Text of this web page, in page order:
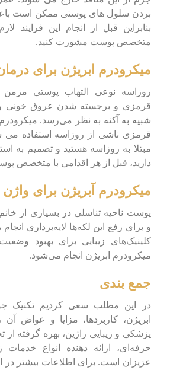
بردن سلول های پوستی ممکن است
بنابراین قبل از انجام این فرایند
متخصص پوست مشورت کنید.
میکرودرم ابریژن برای
روزاسه نوعی التهاب پوستی
قرمزی و برجسته شدن عروق خونی
شبیه به آکنه به نظر می‌رسد.
قرمزی ناشی از روزاسه استفاده می
مبتلا به روزاسه هستید و تصمیم به
دارید، قبل از هر اقدامی با متخصص
میکرودرم آبریژن برای واژن
پوست ناحیه تناسلی در بسیاری از
و برای رفع این لکه‌ها لایه‌برداری
کلینیک‌های زیبایی برای بهبود
میکرودرم ابریژن انجام می‌شود.
جمع بندی
در این مطلب سعی کردیم تکنیک
ابریژن، کاربردها، مزایا و عواض آن
پزشکی و زیبایی راژین، بهره گرفته از
حرفه‌ای، ارائه دهنده انواع خدمات
عزیزان است. برای اطلاعات بیشتر در